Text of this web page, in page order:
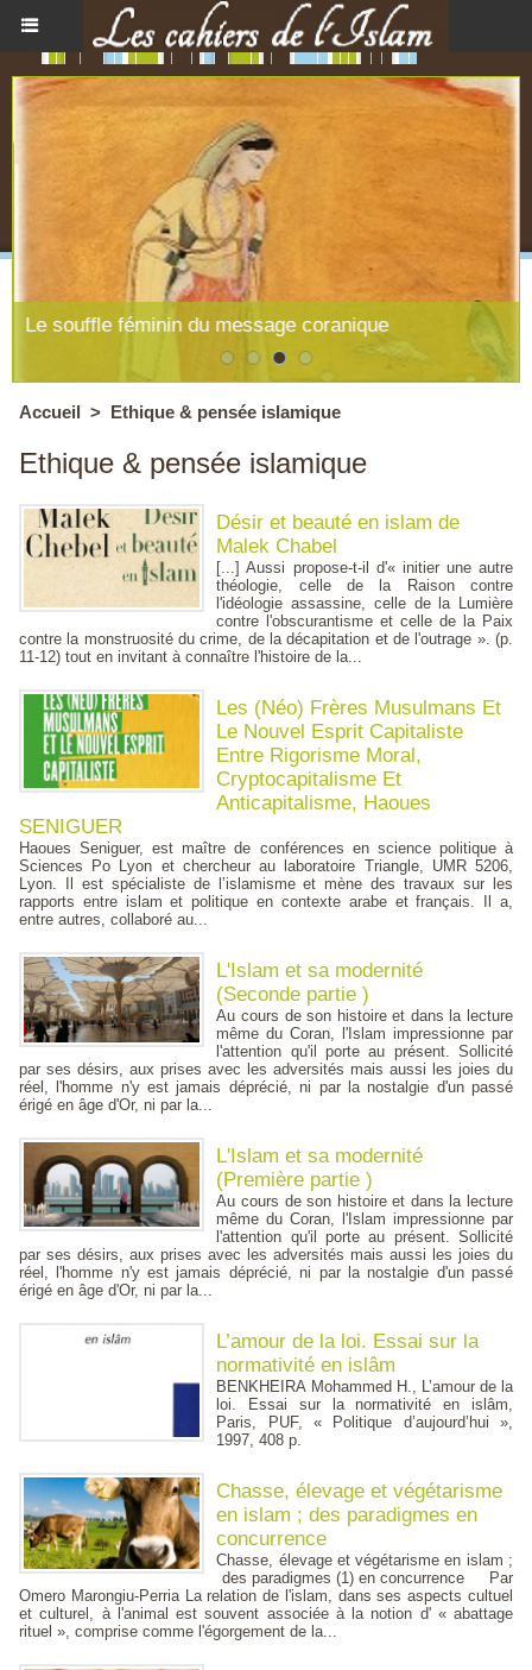
Le souffle féminin du message coranique
Accueil > Ethique & pensée islamique
Ethique & pensée islamique
Désir et beauté en islam de
Malek Chabel
[...] Aussi propose-t-il d'« initier une autre
théologie, celle de la Raison contre
l'idéologie assassine, celle de la Lumière
contre l'obscurantisme et celle de la Paix
contre la monstruosité du crime, de la décapitation et de l'outrage ». (p.
11-12) tout en invitant à connaître l'histoire de la...
Les (Néo) Frères Musulmans Et
Le Nouvel Esprit Capitaliste
Entre Rigorisme Moral,
Cryptocapitalisme Et
Anticapitalisme, Haoues
SENIGUER
Haoues Seniguer, est maître de conférences en science politique à
Sciences Po Lyon et chercheur au laboratoire Triangle, UMR 5206,
Lyon. Il est spécialiste de l’islamisme et mène des travaux sur les
rapports entre islam et politique en contexte arabe et français. Il a,
entre autres, collaboré au...
L'Islam et sa modernité
(Seconde partie )
Au cours de son histoire et dans la lecture
même du Coran, l'Islam impressionne par
l'attention qu'il porte au présent. Sollicité
par ses désirs, aux prises avec les adversités mais aussi les joies du
réel, l'homme n'y est jamais déprécié, ni par la nostalgie d'un passé
érigé en âge d'Or, ni par la...
L'Islam et sa modernité
(Première partie )
Au cours de son histoire et dans la lecture
même du Coran, l'Islam impressionne par
l'attention qu'il porte au présent. Sollicité
par ses désirs, aux prises avec les adversités mais aussi les joies du
réel, l'homme n'y est jamais déprécié, ni par la nostalgie d'un passé
érigé en âge d'Or, ni par la...
L’amour de la loi. Essai sur la
normativité en islâm
BENKHEIRA Mohammed H., L’amour de la
loi. Essai sur la normativité en islâm,
Paris, PUF, « Politique d’aujourd’hui »,
1997, 408 p.
Chasse, élevage et végétarisme
en islam ; des paradigmes en
concurrence
Chasse, élevage et végétarisme en islam ;
des paradigmes (1) en concurrence Par
Omero Marongiu-Perria La relation de l'islam, dans ses aspects cultuel
et culturel, à l'animal est souvent associée à la notion d' « abattage
rituel », comprise comme l'égorgement de la...